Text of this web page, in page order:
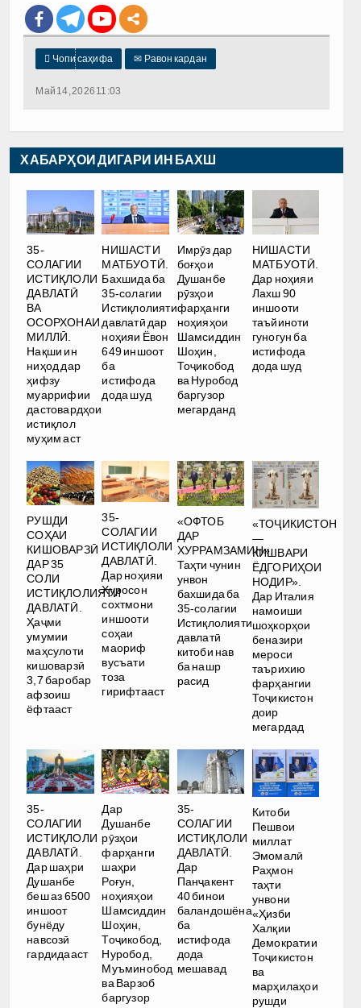
 Чопи саҳифа ✉ Равон кардан
Май 14, 2026 11:03
ХАБАРҲОИ ДИГАРИ ИН БАХШ
35-
СОЛАГИИ
ИСТИҚЛОЛИ
ДАВЛАТӢ
ВА
ОСОРХОНАИ
МИЛЛӢ.
Нақши ин
ниҳод дар
ҳифзу
муаррифии
дастовардҳои
истиқлол
муҳим аст
НИШАСТИ
МАТБУОТӢ.
Бахшида ба
35-солагии
Истиқлолияти
давлатӣ дар
ноҳияи Ёвон
649 иншоот
ба
истифода
дода шуд
Имрӯз дар
боғҳои
Душанбе
рӯзҳои
фарҳанги
ноҳияҳои
Шамсиддин
Шоҳин,
Тоҷикобод
ва Нуробод
баргузор
мегарданд
НИШАСТИ
МАТБУОТӢ.
Дар ноҳияи
Лахш 90
иншооти
таъйиноти
гуногун ба
истифода
дода шуд
РУШДИ
СОҲАИ
КИШОВАРЗӢ
ДАР 35
СОЛИ
ИСТИҚЛОЛИЯТИ
ДАВЛАТӢ.
Ҳаҷми
умумии
маҳсулоти
кишоварзӣ
3,7 баробар
афзоиш
ёфтааст
35-
СОЛАГИИ
ИСТИҚЛОЛИ
ДАВЛАТӢ.
Дар ноҳияи
Хуросон
сохтмони
иншооти
соҳаи
маориф
вусъати
тоза
гирифтааст
«ОФТОБ
ДАР
ХУРРАМЗАМИН».
Таҳти чунин
унвон
бахшида ба
35-солагии
Истиқлолияти
давлатӣ
китоби нав
ба нашр
расид
«ТОҶИКИСТОН
—
КИШВАРИ
ЁДГОРИҲОИ
НОДИР».
Дар Италия
намоиши
шоҳкорҳои
беназири
мероси
таърихию
фарҳангии
Тоҷикистон
доир
мегардад
35-
СОЛАГИИ
ИСТИҚЛОЛИ
ДАВЛАТӢ.
Дар шаҳри
Душанбе
беш аз 6500
иншоот
бунёду
навсозӣ
гардидааст
Дар
Душанбе
рӯзҳои
фарҳанги
шаҳри
Роғун,
ноҳияҳои
Шамсиддин
Шоҳин,
Тоҷикобод,
Нуробод,
Муъминобод
ва Варзоб
баргузор
35-
СОЛАГИИ
ИСТИҚЛОЛИ
ДАВЛАТӢ.
Дар
Панҷакент
40 бинои
баландошёна
ба
истифода
дода
мешавад
Китоби
Пешвои
миллат
Эмомалӣ
Раҳмон
таҳти
унвони
«Ҳизби
Халқии
Демократии
Тоҷикистон
ва
марҳилаҳои
рушди